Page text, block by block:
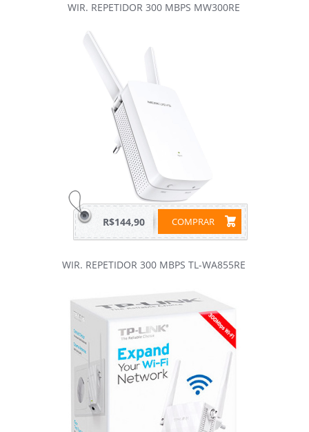
WIR. REPETIDOR 300 MBPS MW300RE
COMPRAR
R$144,90
WIR. REPETIDOR 300 MBPS TL-WA855RE